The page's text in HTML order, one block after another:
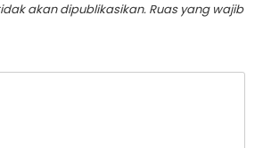
akan dipublikasikan. Ruas yang wajib